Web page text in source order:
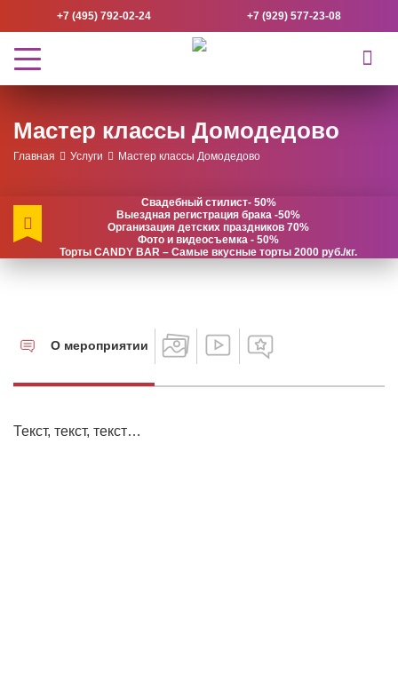
+7 (495) 792-02-24 +7 (929) 577-23-08
Мастер классы Домодедово
Главная Услуги Мастер классы Домодедово
Свадебный стилист- 50%
Выездная регистрация брака -50%
Организация детских праздников 70%
Фото и видеосъемка - 50%
Торты CANDY BAR – Самые вкусные торты 2000 руб./кг.
О мероприятии
Текст, текст, текст…